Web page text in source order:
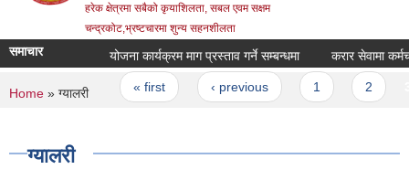
हरेक क्षेत्रमा सबैको कृयाशिलता, सबल एवम सक्षम
चन्द्रकोट,भ्रष्टचारमा शुन्य सहनशीलता
समाचार योजना कार्यक्रम माग प्रस्ताव गर्ने सम्बन्धमा करार सेवामा
Pages
« first ‹ previous
You are here
Home » ग्यालरी
ग्यालरी